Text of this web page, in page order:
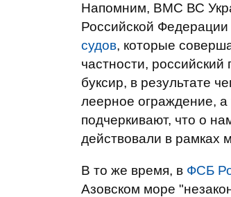
Напомним, ВМС ВС
Российской Федерации
судов, которые
частности,
буксир, в результате
леерное ограждение,
подчеркивают, что о
действовали в рамках
В то же время, в ФСБ
Азовском море